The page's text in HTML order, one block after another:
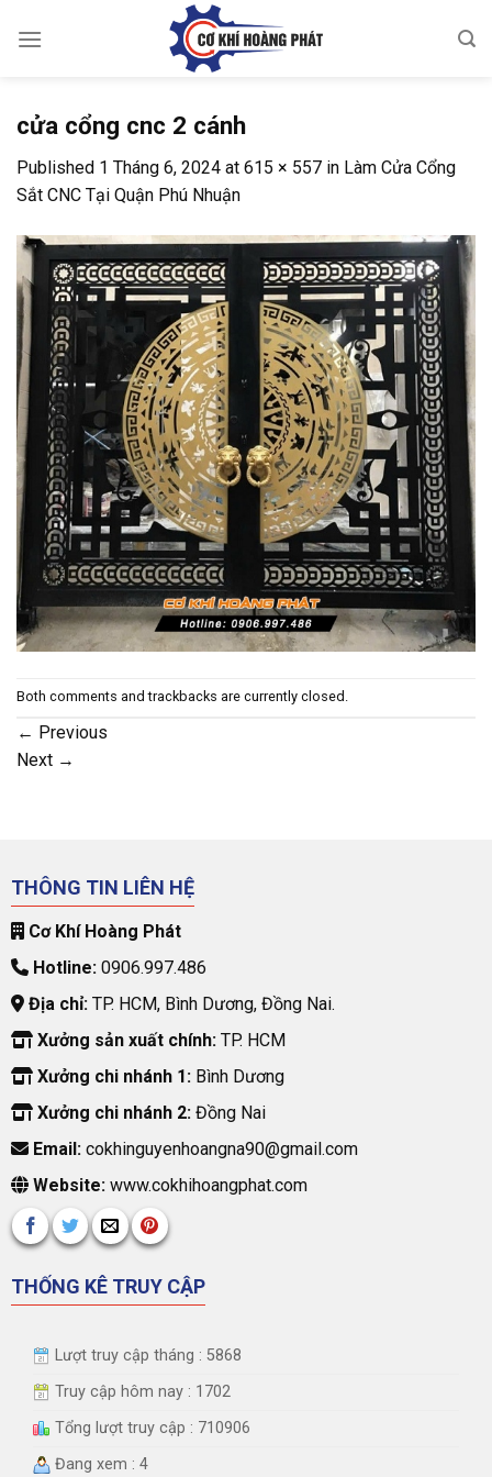
cửa cổng cnc 2 cánh
Published 1 Tháng 6, 2024 at 615 × 557 in Làm Cửa Cổng
Sắt CNC Tại Quận Phú Nhuận
Both comments and trackbacks are currently closed.
← Previous
Next →
THÔNG TIN LIÊN HỆ
Cơ Khí Hoàng Phát
Hotline:0906.997.486
Địa chỉ:TP. HCM, Bình Dương, Đồng Nai.
Xưởng sản xuất chính:TP. HCM
Xưởng chi nhánh 1:Bình Dương
Xưởng chi nhánh 2:Đồng Nai
Email:cokhinguyenhoangna90@gmail.com
Website:www.cokhihoangphat.com
THỐNG KÊ TRUY CẬP
Lượt truy cập tháng : 5868
Truy cập hôm nay : 1702
Tổng lượt truy cập : 710906
Đang xem : 4